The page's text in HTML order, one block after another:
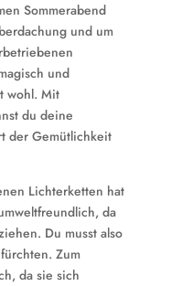
Sommerabend
und um
und
wohl. Mit
du deine
der Gemütlichkeit
Lichterketten hat
da
Du musst also
Zum
da sie sich